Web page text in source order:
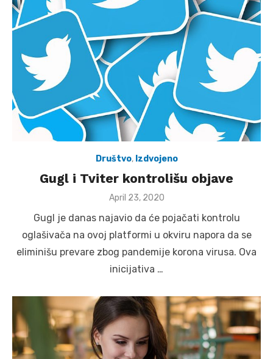
Društvo, Izdvojeno
Gugl i Tviter kontrolišu objave
Posted
April 23, 2020
Gugl je danas najavio da će pojačati kontrolu
oglašivača na ovoj platformi u okviru napora da se
eliminišu prevare zbog pandemije korona virusa. Ova
inicijativa …